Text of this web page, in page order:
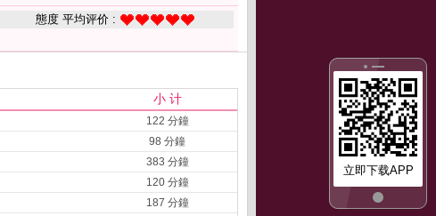
立即下载APP
態度 平均评价 :
小 计
122 分鐘
98 分鐘
383 分鐘
120 分鐘
187 分鐘